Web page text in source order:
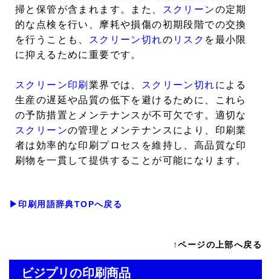
掃と保管が含まれます。また、
スクリーンの定期
的な点検を行い、摩耗や損傷の初期段階での交換
を行うことも、
スクリーン切れの リスク を最小限
に抑えるために重要です。
スクリーン印刷 業界では、 スクリーン切れによる
生産の遅延や品質の低下を避けるために、これら
の予防措置とメンテナンスが不可欠です。適切な
スクリーンの管理とメンテナンスにより、印刷業
者は効率的な印刷プロセスを維持し、高品質な印
刷物を一貫して提供することが可能になります。
▶印刷用語辞典TOPへ戻る
↑ページの上部へ戻る
ビジプリの印刷商品